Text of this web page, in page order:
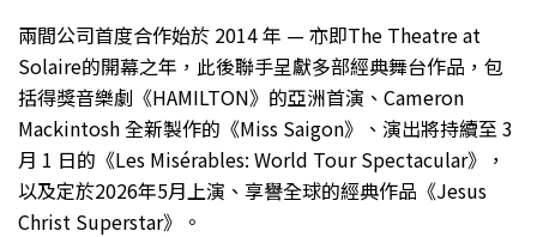
兩間公司首度合作始於 2014 年 — 亦即The Theatre at
Solaire的開幕之年，此後聯手呈獻多部經典舞台作品，包
括得獎音樂劇《HAMILTON》的亞洲首演、Cameron
Mackintosh 全新製作的《Miss Saigon》、演出將持續至 3
月 1 日的《Les Misérables: World Tour Spectacular》，
以及定於2026年5月上演、享譽全球的經典作品《Jesus
Christ Superstar》。